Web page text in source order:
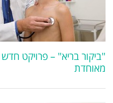
"ביקור בריא" – פרויקט
מאוחדת